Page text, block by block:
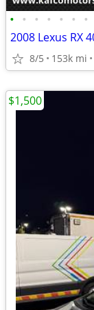
• • • • • • •
8/5 153k mi
$1,500